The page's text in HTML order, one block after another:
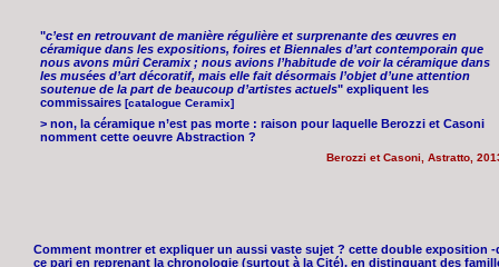
"c’est en retrouvant de manière régulière et surprenante des œuvres en
céramique dans les expositions, foires et Biennales d’art contemporain que
nous avons mûri Ceramix ; nous avions l’habitude de voir la céramique dans
les musées d’art décoratif, mais elle fait désormais l’objet d’une attention
soutenue de la part de beaucoup d’artistes actuels" expliquent les
commissaires [catalogue Ceramix]
> non, la céramique n’est pas morte : raison pour laquelle Berozzi et Casoni
nomment cette oeuvre Abstraction ?
Berozzi et Casoni, Astratto,
Comment montrer et expliquer un aussi vaste sujet ? cette double exposition
ce pari en reprenant la chronologie (surtout à la Cité), en distinguant des